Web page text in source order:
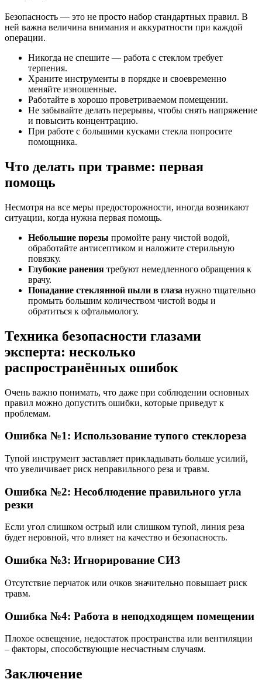
Безопасность — это не просто набор стандартных правил. В
ней важна величина внимания и аккуратности при каждой
операции.
Никогда не спешите — работа с стеклом требует
терпения.
Храните инструменты в порядке и своевременно
меняйте изношенные.
Работайте в хорошо проветриваемом помещении.
Не забывайте делать перерывы, чтобы снять напряжение
и повысить концентрацию.
При работе с большими кусками стекла попросите
помощника.
Что делать при травме: первая
помощь
Несмотря на все меры предосторожности, иногда возникают
ситуации, когда нужна первая помощь.
Небольшие порезы промойте рану чистой водой,
обработайте антисептиком и наложите стерильную
повязку.
Глубокие ранения требуют немедленного обращения к
врачу.
Попадание стеклянной пыли в глаза нужно тщательно
промыть большим количеством чистой воды и
обратиться к офтальмологу.
Техника безопасности глазами
эксперта: несколько
распространённых ошибок
Очень важно понимать, что даже при соблюдении основных
правил можно допустить ошибки, которые приведут к
проблемам.
Ошибка №1: Использование тупого стеклореза
Тупой инструмент заставляет прикладывать больше усилий,
что увеличивает риск неправильного реза и травм.
Ошибка №2: Несоблюдение правильного угла
резки
Если угол слишком острый или слишком тупой, линия реза
будет неровной, что влияет на качество и безопасность.
Ошибка №3: Игнорирование СИЗ
Отсутствие перчаток или очков значительно повышает риск
травм.
Ошибка №4: Работа в неподходящем помещении
Плохое освещение, недостаток пространства или вентиляции
– факторы, способствующие несчастным случаям.
Заключение